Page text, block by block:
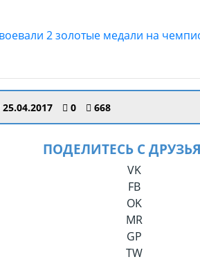
25.04.2017 0 668
ПОДЕЛИТЕСЬ С
VK
FB
OK
MR
GP
TW